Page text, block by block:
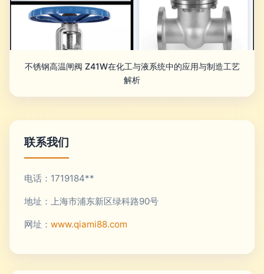
不锈钢高温闸阀 Z41W在化工与液系统中的应用与制造工艺
解析
联系我们
电话：1719184**
地址：上海市浦东新区绿科路90号
网址： www.qiami88.com